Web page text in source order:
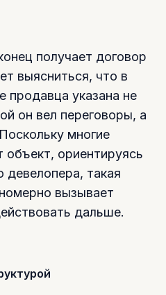
получает договор
выясниться, что в
продавца указана не
он вел переговоры, а
многие
ориентируясь
девелопера, такая
вызывает
дальше.